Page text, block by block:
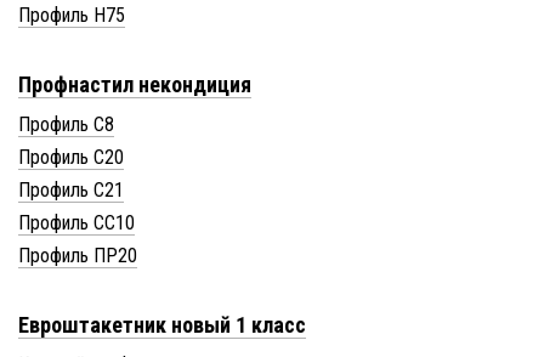
Профиль Н75
Профнастил некондиция
Профиль С8
Профиль С20
Профиль С21
Профиль СС10
Профиль ПР20
Евроштакетник новый 1 класс